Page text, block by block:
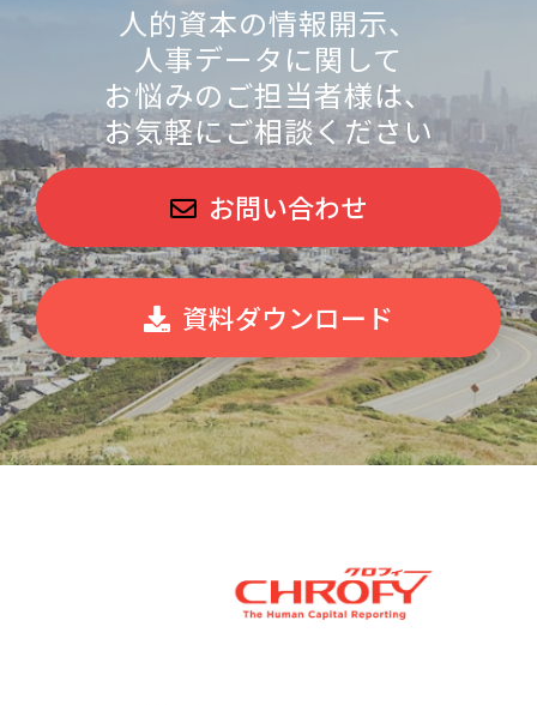
人的資本の情報開示、
人事データに関して
お悩みのご担当者様は、
お気軽にご相談ください
お問い合わせ
資料ダウンロード